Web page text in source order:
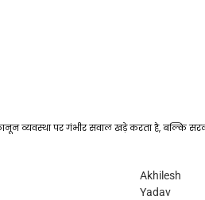
व्यवस्था पर गंभीर सवाल खड़े करता है, बल्कि
Akhilesh
Yadav